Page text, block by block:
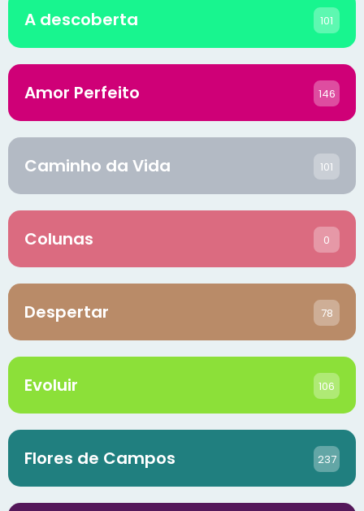
A descoberta 101
Amor Perfeito 146
Caminho da Vida 101
Colunas 0
Despertar 78
Evoluir 106
Flores de Campos 237